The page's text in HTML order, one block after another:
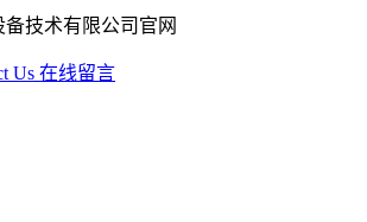
技术有限公司官网
Us 在线留言